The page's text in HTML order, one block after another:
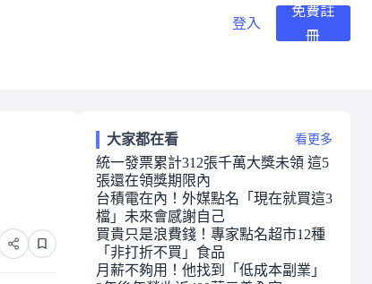
登入
免費註
冊
大家都在看 看更多
統一發票累計312張千萬大獎未領 這5
張還在領獎期限內
台積電在內！外媒點名「現在就買這3
檔」未來會感謝自己
買貴只是浪費錢！專家點名超市12種
「非打折不買」食品
月薪不夠用！他找到「低成本副業」